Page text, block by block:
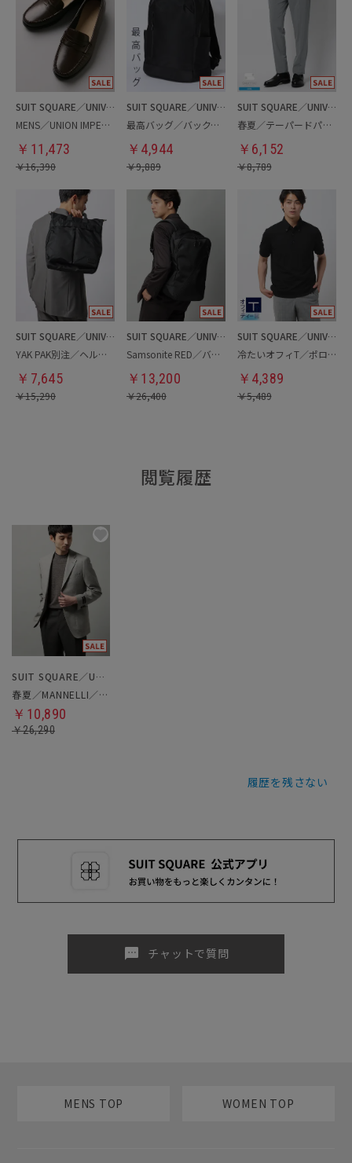
SUIT SQUARE／UNIVERSAL LANGUAGE
MENS／UNION IMPERIAL監修／コインローファー
￥ 11,473
￥16,390
SUIT SQUARE／UNIVERSAL LANGUAGE
最高バッグ／バックパック
￥ 4,944
￥9,889
SUIT SQUARE／UNIVERSAL LANGUAGE
春夏／テーパードパンツ
￥ 6,152
￥8,789
SUIT SQUARE／UNIVERSAL LANGUAGE
YAK PAK別注／ヘルメットバッグ
￥ 7,645
￥15,290
SUIT SQUARE／UNIVERSAL LANGUAGE
Samsonite RED／バックパック
￥ 13,200
￥26,400
SUIT SQUARE／UNIVERSAL LANGUAGE
冷たいオフィT／ポロシャツ
￥ 4,389
￥5,489
閲覧履歴
SUIT SQUARE／UNIVERSAL LANGUAGE
春夏／MANNELLI／ジャケット
￥10,890
￥26,290
履歴を残さない
sms チャットで質問
MENS TOP WOMEN TOP